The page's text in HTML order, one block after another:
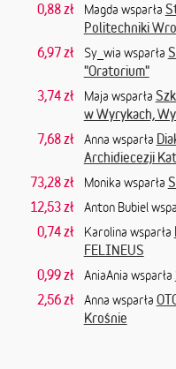
0,88 zł
Magda wsparła
Politechniki
6,97 zł
Sy_wia wsparła
"Oratorium"
3,74 zł
Maja wsparła
w Wyrykach,
7,68 zł
Anna wsparła
Archidiecezji
73,28 zł
Monika wsparła
12,53 zł
Anton Bubiel
0,74 zł
Karolina wsparła
FELINEUS
0,99 zł
AniaAnia wsparła
2,56 zł
Anna wsparła
Krośnie